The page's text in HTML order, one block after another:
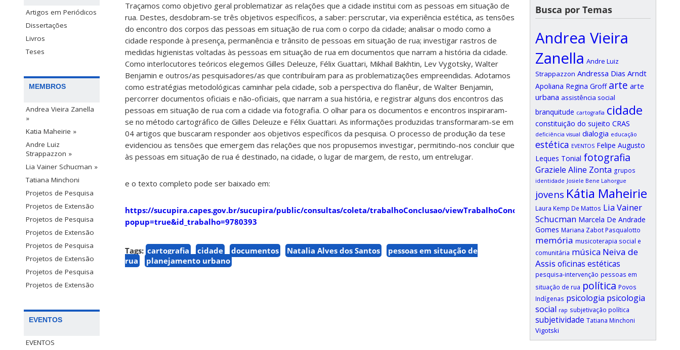
Artigos em Periódicos
Dissertações
Livros
Teses
MEMBROS
Andrea Vieira Zanella
»
Katia Maheirie »
Andre Luiz
Strappazzon »
Lia Vainer Schucman »
Tatiana Minchoni
Projetos de Pesquisa
Projetos de Extensão
Projetos de Pesquisa
Projetos de Extensão
Projetos de Pesquisa
Projetos de Extensão
Projetos de Pesquisa
Projetos de Extensão
EVENTOS
EVENTOS
Traçamos como objetivo geral problematizar as relações que a cidade institui com as pessoas em situação de
rua. Destes, desdobram-se três objetivos específicos, a saber: perscrutar, via experiência estética, as tensões
do encontro dos corpos das pessoas em situação de rua com o corpo da cidade; analisar o modo como a
cidade responde à presença, permanência e trânsito de pessoas em situação de rua; investigar rastros de
medidas higienistas voltadas às pessoas em situação de rua em documentos que narram a história da cidade.
Como interlocutores teóricos elegemos Gilles Deleuze, Félix Guattari, Mikhail Bakhtin, Lev Vygotsky, Walter
Benjamin e outros/as pesquisadores/as que contribuíram para as problematizações empreendidas. Adotamos
como estratégias metodológicas caminhar pela cidade, sob a perspectiva do flanêur, de Walter Benjamin,
percorrer documentos oficiais e não-oficiais, que narram a sua história, e registrar alguns dos encontros das
pessoas em situação de rua com a cidade via fotografia. O olhar para os documentos e encontros inspiraram-
se no método cartográfico de Gilles Deleuze e Félix Guattari. As informações produzidas transformaram-se em
04 artigos que buscaram responder aos objetivos específicos da pesquisa. O processo de produção da tese
evidenciou as tensões que emergem das relações que nos propusemos investigar, permitindo-nos concluir que
às pessoas em situação de rua é destinado, na cidade, o lugar de margem, de resto, um entrelugar.
e o texto completo pode ser baixado em:
https://sucupira.capes.gov.br/sucupira/public/consultas/coleta/trabalhoConclusao/viewTrabalhoConclusao.jsf?
popup=true&id_trabalho=9780393
Tags: cartografia cidade documentos Natalia Alves dos Santos
pessoas em situação de
rua
planejamento urbano
Busca por Temas
Andrea Vieira
Zanella Andre Luiz
Strappazzon Andressa Dias Arndt
Apoliana Regina Groff arte arte
urbana assistência social
branquitude cartografia cidade
constituição do sujeito CRAS
deficiência visual dialogia educação
estética EVENTOS Felipe Augusto
Leques Tonial fotografia
Graziele Aline Zonta grupos
identidade Josiele Bene Lahorgue
jovens Kátia Maheirie
Laura Kemp De Mattos Lia Vainer
Schucman Marcela De Andrade
Gomes Mariana Zabot Pasqualotto
memória musicoterapia social e
comunitária música Neiva de
Assis oficinas estéticas
pesquisa-intervenção pessoas em
situação de rua política Povos
Indígenas psicologia psicologia
social rap subjetivação política
subjetividade Tatiana Minchoni
Vigotski